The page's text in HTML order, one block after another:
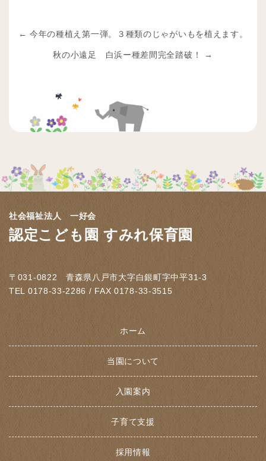
← 今年の種植え第一弾。３種類のじゃがいもを植えます。
秋の小遠足 白浜ー種差間完全踏破！ →
社会福祉法人 一好会
認定こども園 すみれ保育園
〒031-0822 青森県八戸市大字白銀町字中平31-3
TEL 0178-33-2286 / FAX 0178-33-3515
ホーム
当園について
入園案内
子育て支援
採用情報